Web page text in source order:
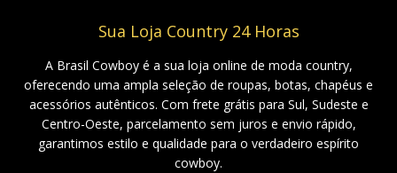
Sua Loja Country 24 Horas
A Brasil Cowboy é a sua loja online de moda country,
oferecendo uma ampla seleção de roupas, botas, chapéus e
acessórios autênticos. Com frete grátis para Sul, Sudeste e
Centro-Oeste, parcelamento sem juros e envio rápido,
garantimos estilo e qualidade para o verdadeiro espírito
cowboy.